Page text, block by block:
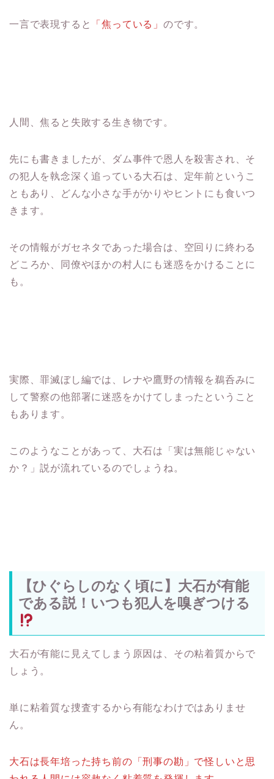
一言で表現すると 「焦っている」のです。
人間、焦ると失敗する生き物です。
先にも書きましたが、ダム事件で恩人を殺害され、そ
の犯人を執念深く追っている大石は、定年前というこ
ともあり、どんな小さな手がかりやヒントにも食いつ
きます。
その情報がガセネタであった場合は、空回りに終わる
どころか、同僚やほかの村人にも迷惑をかけることに
も。
実際、罪滅ぼし編では、レナや鷹野の情報を鵜呑みに
して警察の他部署に迷惑をかけてしまったということ
もあります。
このようなことがあって、大石は「実は無能じゃない
か？」説が流れているのでしょうね。
【ひぐらしのなく頃に】大石が有能
である説！いつも犯人を嗅ぎつける
大石が有能に見えてしまう原因は、その粘着質からで
しょう。
単に粘着質な捜査するから有能なわけではありませ
ん。
大石は長年培った持ち前の「刑事の勘」で怪しいと思